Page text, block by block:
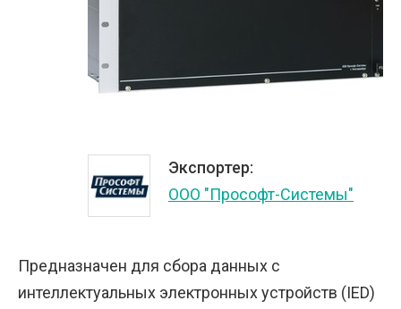
Экспортер:
ООО "Прософт-Системы"
Предназначен для сбора данных с
интеллектуальных электронных устройств (IED)